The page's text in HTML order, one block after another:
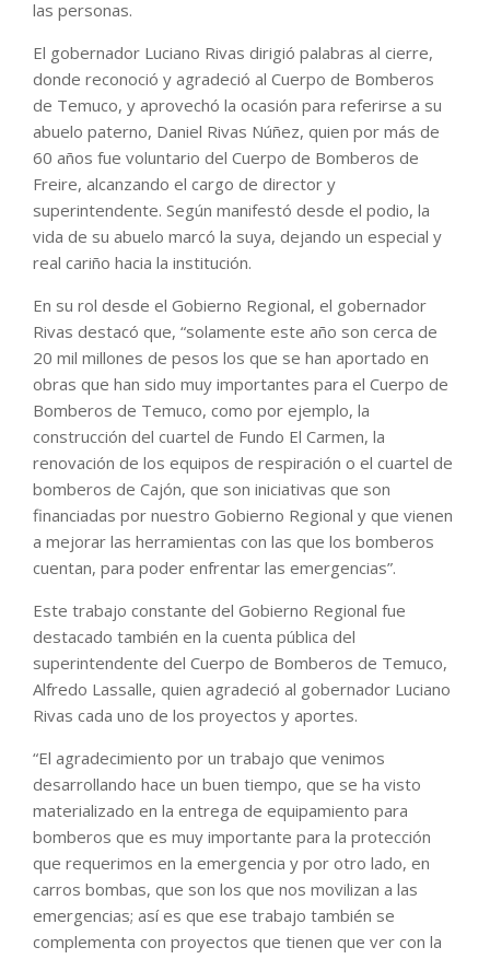
las personas.
El gobernador Luciano Rivas dirigió palabras al cierre,
donde reconoció y agradeció al Cuerpo de Bomberos
de Temuco, y aprovechó la ocasión para referirse a su
abuelo paterno, Daniel Rivas Núñez, quien por más de
60 años fue voluntario del Cuerpo de Bomberos de
Freire, alcanzando el cargo de director y
superintendente. Según manifestó desde el podio, la
vida de su abuelo marcó la suya, dejando un especial y
real cariño hacia la institución.
En su rol desde el Gobierno Regional, el gobernador
Rivas destacó que, “solamente este año son cerca de
20 mil millones de pesos los que se han aportado en
obras que han sido muy importantes para el Cuerpo de
Bomberos de Temuco, como por ejemplo, la
construcción del cuartel de Fundo El Carmen, la
renovación de los equipos de respiración o el cuartel de
bomberos de Cajón, que son iniciativas que son
financiadas por nuestro Gobierno Regional y que vienen
a mejorar las herramientas con las que los bomberos
cuentan, para poder enfrentar las emergencias”.
Este trabajo constante del Gobierno Regional fue
destacado también en la cuenta pública del
superintendente del Cuerpo de Bomberos de Temuco,
Alfredo Lassalle, quien agradeció al gobernador Luciano
Rivas cada uno de los proyectos y aportes.
“El agradecimiento por un trabajo que venimos
desarrollando hace un buen tiempo, que se ha visto
materializado en la entrega de equipamiento para
bomberos que es muy importante para la protección
que requerimos en la emergencia y por otro lado, en
carros bombas, que son los que nos movilizan a las
emergencias; así es que ese trabajo también se
complementa con proyectos que tienen que ver con la